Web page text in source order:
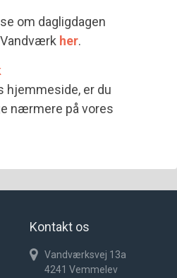
om dagligdagen
her.
hjemmeside, er du
nærmere på vores
Kontakt os
Vandværksvej 13a
4241 Vemmelev